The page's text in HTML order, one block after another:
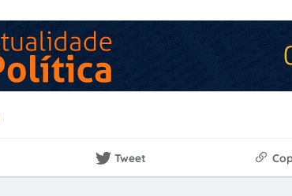
Tweet